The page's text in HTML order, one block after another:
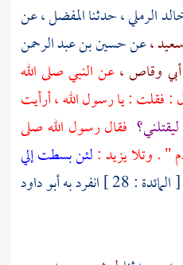
الرملي ،حدثناالمفضل ،عن
،عنحسين بن عبد الرحمن
وقاص ،عن النبي صلى الله
: فقلت : يا رسول الله ، أرأيت
فقال رسول الله صلى
" . وتلا يزيد :لئن بسطت إلي
: 28 ] انفرد به
أبو داود